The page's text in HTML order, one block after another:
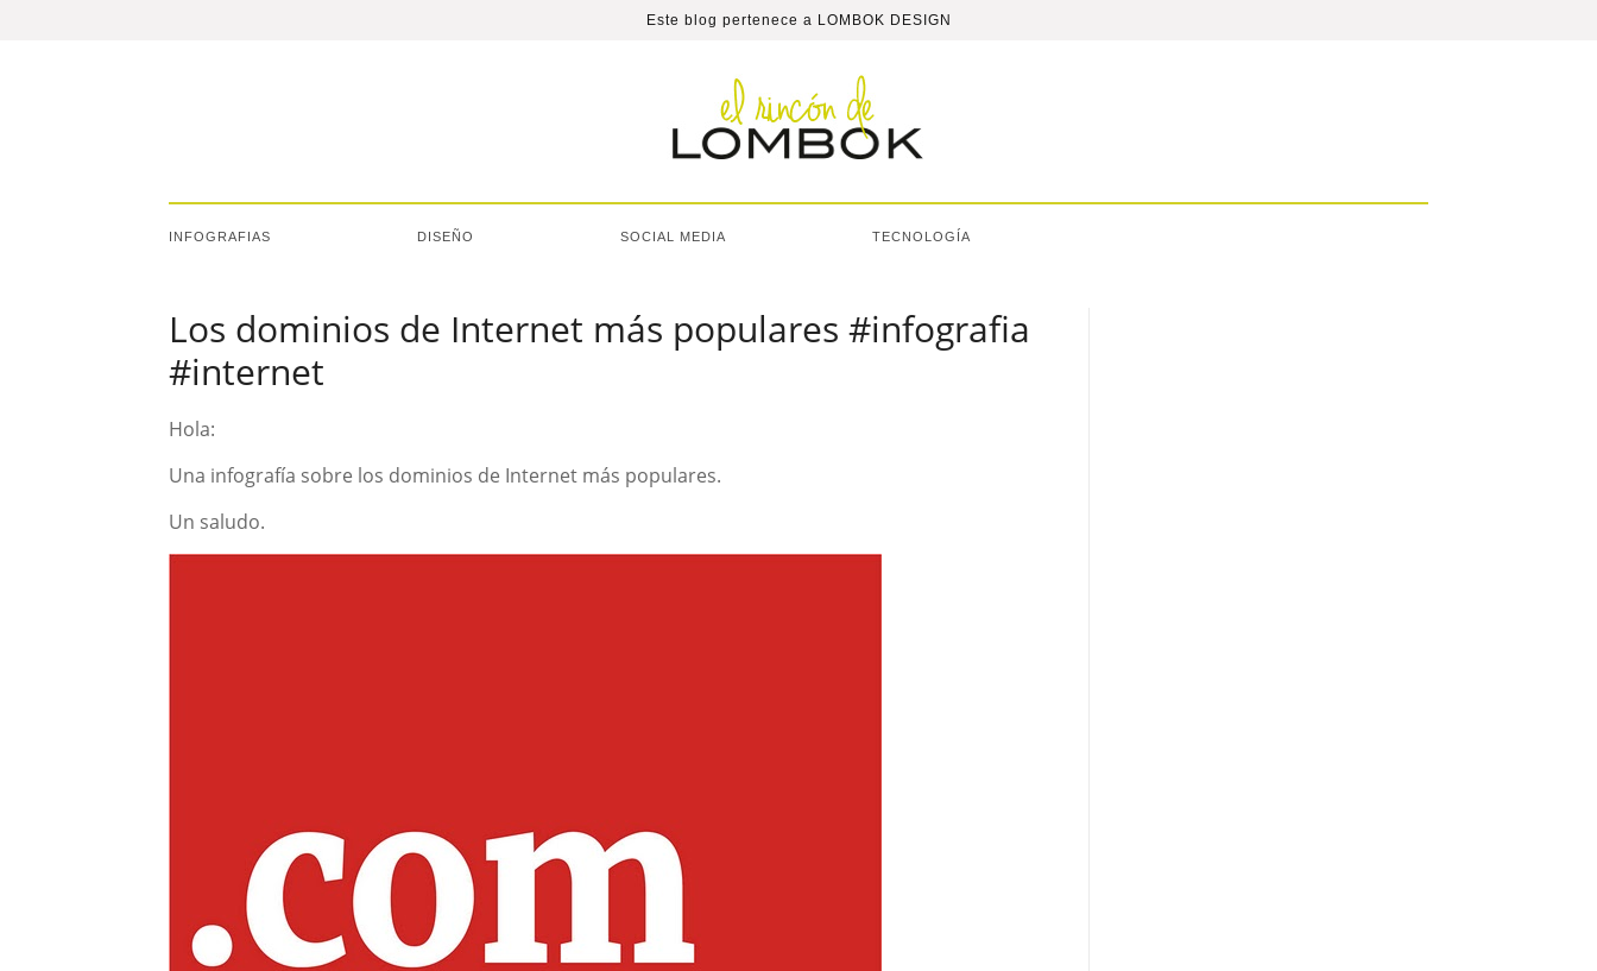
Este blog pertenece a LOMBOK DESIGN
INFOGRAFIAS DISEÑO SOCIAL MEDIA TECNOLOGÍA
Los dominios de Internet más populares #infografia
#internet
Hola:
Una infografía sobre los dominios de Internet más populares.
Un saludo.